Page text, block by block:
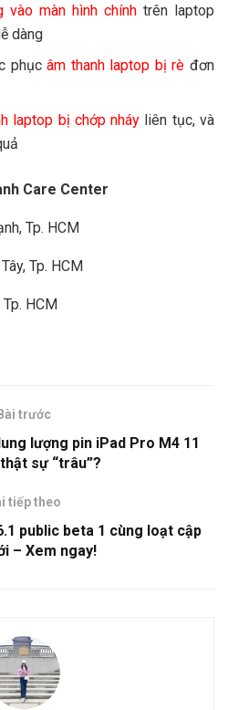
vào màn hình chínhtrên laptop
dàng
phụcâm thanh laptop bị rè đơn
laptop bị chớp nháy liên tục, và
Care Center
Tp. HCM
Tp. HCM
HCM
Bài trước
lượng pin iPad Pro M4 11
sự “trâu”?
tiếp theo
public beta 1 cùng loạt cập
– Xem ngay!